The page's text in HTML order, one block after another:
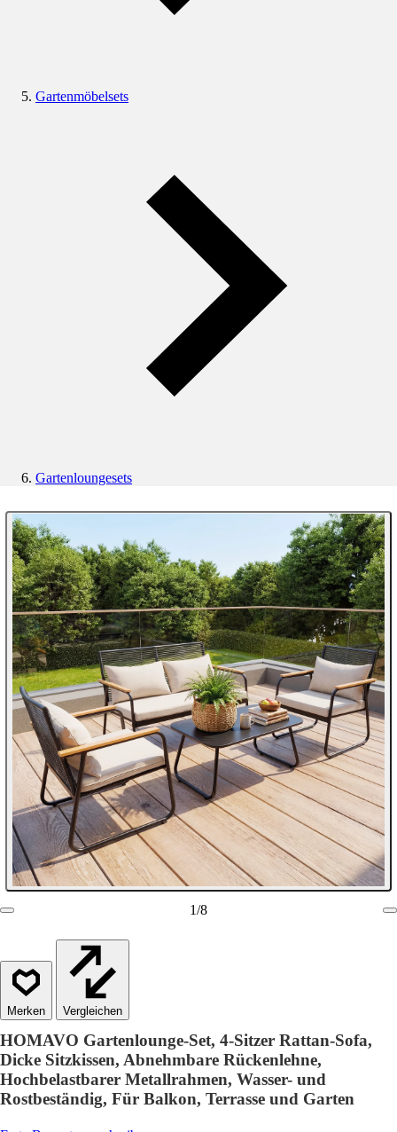
Gartenmöbelsets
Gartenloungesets
1/8
Vergleichen
HOMAVO Gartenlounge-Set, 4-Sitzer Rattan-Sofa,
Dicke Sitzkissen, Abnehmbare Rückenlehne,
Hochbelastbarer Metallrahmen, Wasser- und
Rostbeständig, Für Balkon, Terrasse und Garten